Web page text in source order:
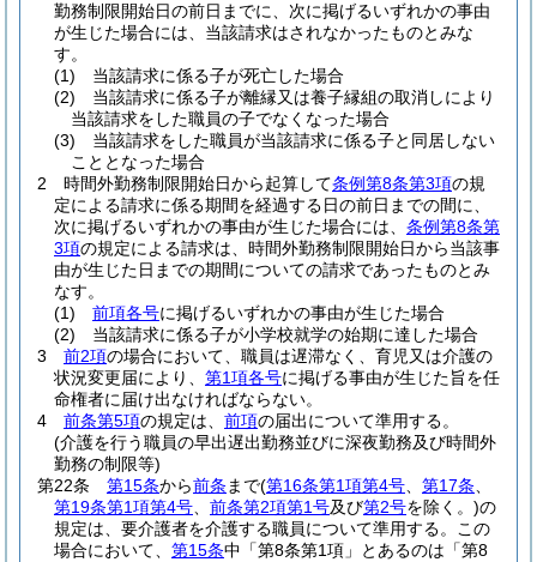
勤務制限開始日の前日までに、次に掲げるいずれかの事由
が生じた場合には、当該請求はされなかったものとみな
す。
(1)
当該請求に係る子が死亡した場合
(2)
当該請求に係る子が離縁又は養子縁組の取消しにより
当該請求をした職員の子でなくなった場合
(3)
当該請求をした職員が当該請求に係る子と同居しない
こととなった場合
2
時間外勤務制限開始日から起算して条例第8条第3項の規
定による請求に係る期間を経過する日の前日までの間に、
次に掲げるいずれかの事由が生じた場合には、 条例第8条第
3項の規定による請求は、時間外勤務制限開始日から当該事
由が生じた日までの期間についての請求であったものとみ
なす。
(1)
前項各号に掲げるいずれかの事由が生じた場合
(2)
当該請求に係る子が小学校就学の始期に達した場合
3
前2項の場合において、職員は遅滞なく、育児又は介護の
状況変更届により、 第1項各号に掲げる事由が生じた旨を任
命権者に届け出なければならない。
4
前条第5項の規定は、 前項の届出について準用する。
(介護を行う職員の早出遅出勤務並びに深夜勤務及び時間外
勤務の制限等)
第22条
第15条から前条 まで(第16条第1項第4号 第17条
第19条第1項第4号
前条第2項第1号及び第2号を除く。)の
規定は、要介護者を介護する職員について準用する。
この
場合において、 第15条中「第8条第1項」とあるのは「第8